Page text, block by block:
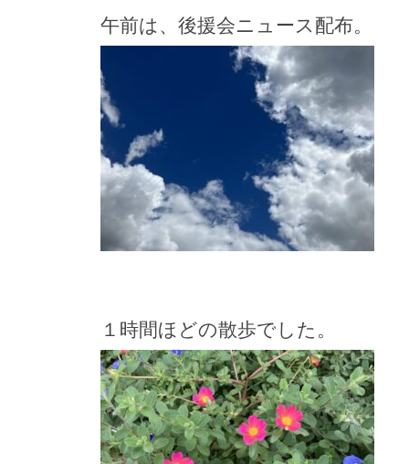
午前は、後援会ニュース配布。
１時間ほどの散歩でした。